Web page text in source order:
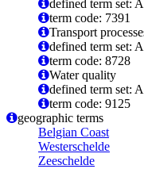
defined term set:
term code: 7391
Transport
defined term set:
term code: 8728
Water quality
defined term set:
term code: 9125
geographic terms
Belgian Coast
Westerschelde
Zeeschelde